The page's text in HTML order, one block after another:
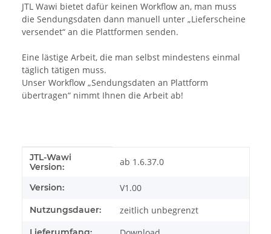
JTL Wawi bietet dafür keinen Workflow an, man muss
die Sendungsdaten dann manuell unter „Lieferscheine
versendet“ an die Plattformen senden.
Eine lästige Arbeit, die man selbst mindestens einmal
täglich tätigen muss.
Unser Workflow „Sendungsdaten an Plattform
übertragen“ nimmt Ihnen die Arbeit ab!
Produkteigenschaft
Wert
JTL-Wawi
Version:
ab 1.6.37.0
Version: V1.00
Nutzungsdauer: zeitlich unbegrenzt